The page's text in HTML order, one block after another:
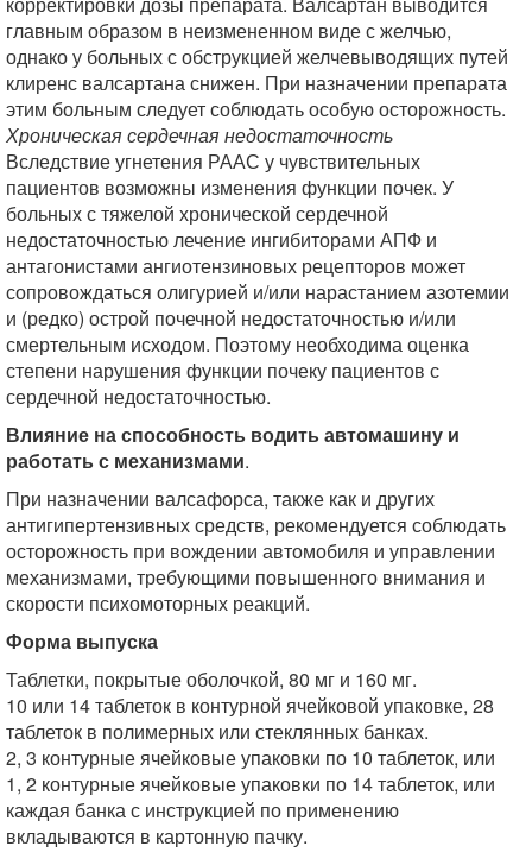
главным образом в неизмененном виде с желчью,
однако у больных с обструкцией желчевыводящих путей
клиренс валсартана снижен. При назначении препарата
этим больным следует соблюдать особую осторожность.
Хроническая сердечная недостаточность
Вследствие угнетения РААС у чувствительных
пациентов возможны изменения функции почек. У
больных с тяжелой хронической сердечной
недостаточностью лечение ингибиторами АПФ и
антагонистами ангиотензиновых рецепторов может
сопровождаться олигурией и/или нарастанием азотемии
и (редко) острой почечной недостаточностью и/или
смертельным исходом. Поэтому необходима оценка
степени нарушения функции почеку пациентов с
сердечной недостаточностью.
Влияние на способность водить автомашину и
работать с механизмами.
При назначении валсафорса, также как и других
антигипертензивных средств, рекомендуется соблюдать
осторожность при вождении автомобиля и управлении
механизмами, требующими повышенного внимания и
скорости психомоторных реакций.
Форма выпуска
Таблетки, покрытые оболочкой, 80 мг и 160 мг.
10 или 14 таблеток в контурной ячейковой упаковке, 28
таблеток в полимерных или стеклянных банках.
2, 3 контурные ячейковые упаковки по 10 таблеток, или
1, 2 контурные ячейковые упаковки по 14 таблеток, или
каждая банка с инструкцией по применению
вкладываются в картонную пачку.